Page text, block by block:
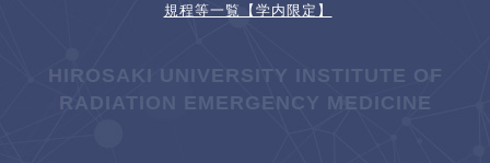
規程等一覧【学内限定】
HIROSAKI UNIVERSITY INSTITUTE OF
RADIATION EMERGENCY MEDICINE